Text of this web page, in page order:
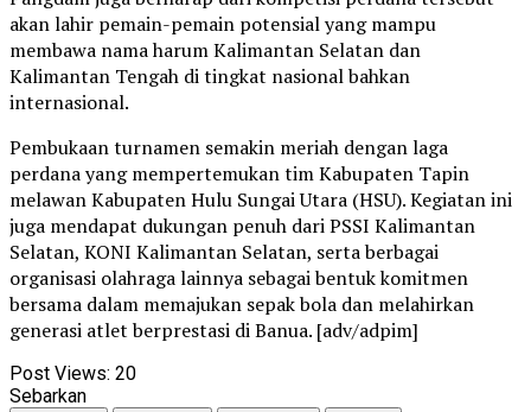
akan lahir pemain-pemain potensial yang mampu
membawa nama harum Kalimantan Selatan dan
Kalimantan Tengah di tingkat nasional bahkan
internasional.
Pembukaan turnamen semakin meriah dengan laga
perdana yang mempertemukan tim Kabupaten Tapin
melawan Kabupaten Hulu Sungai Utara (HSU). Kegiatan ini
juga mendapat dukungan penuh dari PSSI Kalimantan
Selatan, KONI Kalimantan Selatan, serta berbagai
organisasi olahraga lainnya sebagai bentuk komitmen
bersama dalam memajukan sepak bola dan melahirkan
generasi atlet berprestasi di Banua. [adv/adpim]
Post Views: 20
Sebarkan